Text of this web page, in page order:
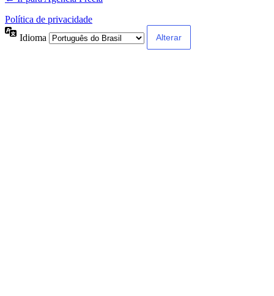
Política de privacidade
Idioma